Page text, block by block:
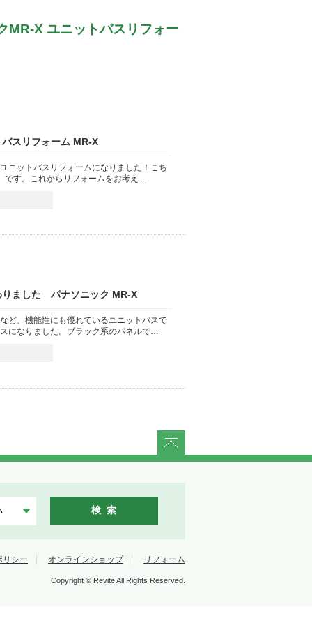
MR-X ユニットバスリフォー
スリフォーム MR-X
ニットバスリフォームになりました！こち
です。これからリフォームをお考え…
りました パナソニック MR-X
ど、機能性にも優れているユニットバスで
になりました。ブラック系のパネルで…
検 索
リシー オンラインショップ リフォーム
Copyright © Revite All Rights Reserved.